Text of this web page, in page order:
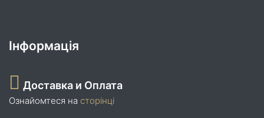
Інформація
Доставка и Оплата
Ознайомтеся на сторінці